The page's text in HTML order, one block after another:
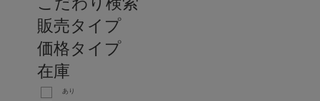
販売タイプ
価格タイプ
在庫
あり